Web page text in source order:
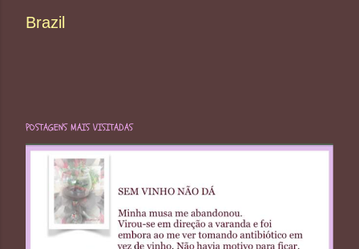
Brazil
POSTAGENS MAIS VISITADAS